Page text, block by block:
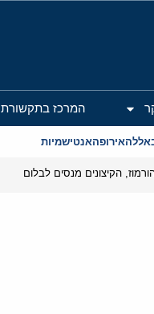
המרכז בתקשורת
אירופהאנטישמיות
הקיצונים מנסים לבלום